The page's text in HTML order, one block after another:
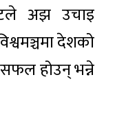
अझ उचाइ
देशको
होउन् भन्ने